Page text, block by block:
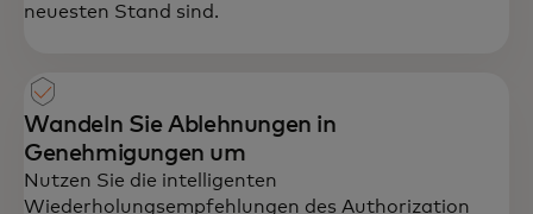
neuesten Stand sind.
Wandeln Sie Ablehnungen in
Genehmigungen um
Nutzen Sie die intelligenten
Wiederholungsempfehlungen des Authorization